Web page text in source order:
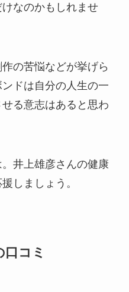
けなのかもしれませ
の苦悩などが挙げら
ドは自分の人生の一
る意志はある と思わ
井上雄彦さんの健康
しましょう。
コミ